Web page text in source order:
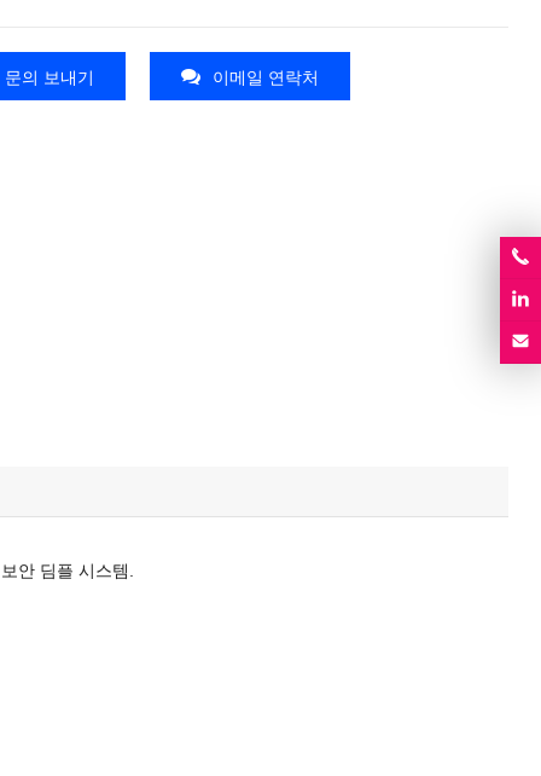
문의 보내기 이메일 연락처
안 딤플 시스템.